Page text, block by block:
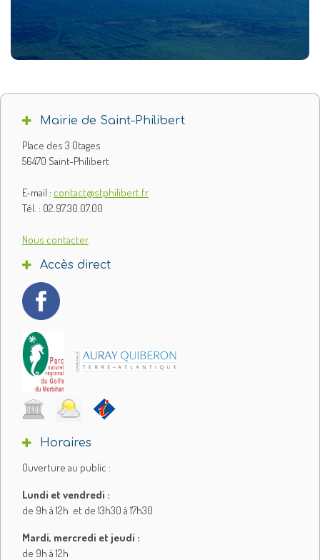
Mairie de Saint-Philibert
Place des 3 Otages
56470 Saint-Philibert
E-mail : contact@stphilibert.fr
Tél. : 02.97.30.07.00
Nous contacter
Accès direct
Horaires
Ouverture au public :
Lundi et vendredi :
de 9h à 12h et de 13h30 à 17h30
Mardi, mercredi et jeudi :
de 9h à 12h